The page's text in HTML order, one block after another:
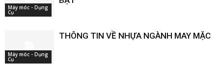
Máy móc - Dụng
Cụ
Máy móc - Dụng
Cụ
THÔNG TIN VỀ NHỰA NGÀNH MAY MẶC